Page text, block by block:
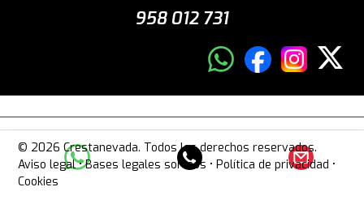
958 012 731
© 2026 Crestanevada. Todos los derechos reservados.
Aviso legal•Bases legales sorteos •Política de privacidad •
Cookies